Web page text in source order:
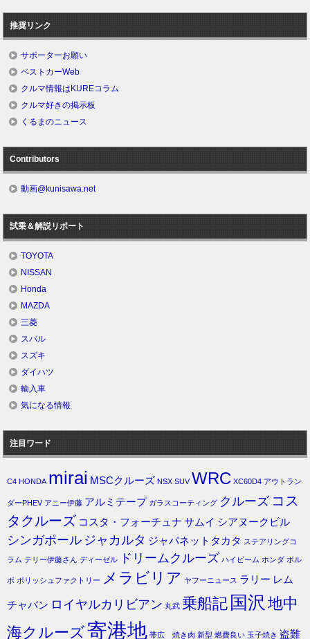
推奨リンク
サポーターお願い
ベストカーWeb
クルマ情報はKUREコラム
クルマ好きの掲示板
くるまのニュース
Contributors
動画@kunisawa.net
試乗＆解説リポート
TOYOTA
NISSAN
Honda
MAZDA
三菱
スバル
スズキ
ダイハツ
輸入車
気になる情報
注目ワード
C4 HONDA mirai MSCクルーズ NSX SUV WRC XC60D4 アウトラン
ダーPHEV アニー伊藤 アルミテープ ガラスコーティング クルーズ コス
タクルーズ コスタ・フォーチュナ サムイ シアヌークビル
シンガポール ジャカルタ ジャパネットタカタ ステアリングコ
ラム テリー伊藤さん ディーゼル ドリームクルーズ ハイビーム ホンダ ボル
ボ ポリッシュファクトリー メラビリア ヤフーニュース ラリー レム
チャバン ロイヤルカリビアン 丸武 乗船記 国沢 地中
海クルーズ寄港地 帯広 焼き肉 新型 燃費良い 玉子焼き 盗難